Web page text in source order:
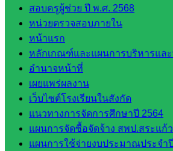
สอบครูผู้ช่วย ปี พ.ศ. 2568
หน่วยตรวจสอบภายใน
หน้าแรก
หลักเกณฑ์และแผนการบริหารแล
อำนาจหน้าที่
เผยแพร่ผลงาน
เว็บไซต์โรงเรียนในสังกัด
แนวทางการจัดการศึกษาปี 2564
แผนการจัดซื้อจัดจ้าง สพป.สระแก้ว
แผนการใช้จ่ายงบประมาณประจำ
เงินและ
สินทรัพย์
กลุ่มน
โยบาย
และแผน
กลุ่มส่ง
เสริมการ
จัดการ
ศึกษา
กลุ่ม